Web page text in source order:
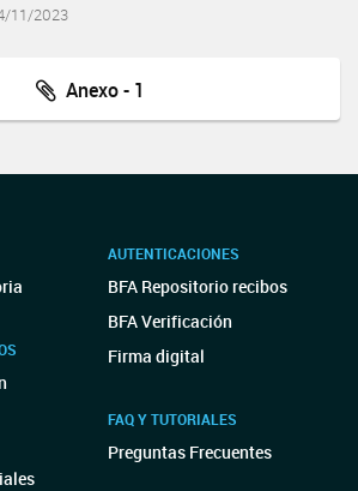
11/2023
Anexo - 1
AUTENTICACIONES
BFA Repositorio recibos
BFA Verificación
Firma digital
FAQ Y TUTORIALES
Preguntas Frecuentes